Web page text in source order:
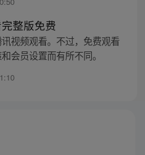
整版免费
视频观看。不过，免费观看
会员设置而有所不同。